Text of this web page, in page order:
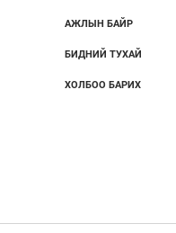
АЖЛЫН БАЙР
БИДНИЙ ТУХАЙ
ХОЛБОО БАРИХ